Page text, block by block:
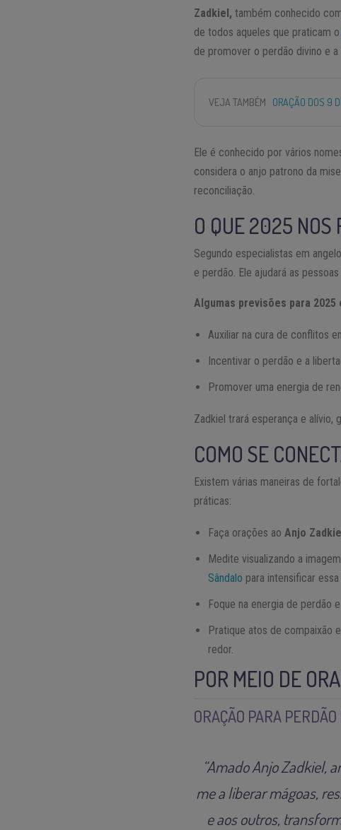
Zadkiel, também conhecido
de todos aqueles que praticam
de promover o perdão divino e a
VEJA TAMBÉM ORAÇÃO DOS 9
Ele é conhecido por vários
considera o anjo patrono da
reconciliação.
O QUE 2025 NOS
Segundo especialistas em
e perdão. Ele ajudará as
Algumas previsões para
Auxiliar na cura de conflitos
Incentivar o perdão e a
Promover uma energia de
Zadkiel trará esperança e alívio,
COMO SE
Existem várias maneiras de
práticas:
Faça orações aoAnjo Zadkiel
Medite visualizando a
Sândalo para intensificar
Foque na energia de perdão
Pratique atos de compaixão
redor.
POR MEIO DE
ORAÇÃO PARA
“Amado Anjo Zadkiel,
me a liberar mágoas,
e aos outros,